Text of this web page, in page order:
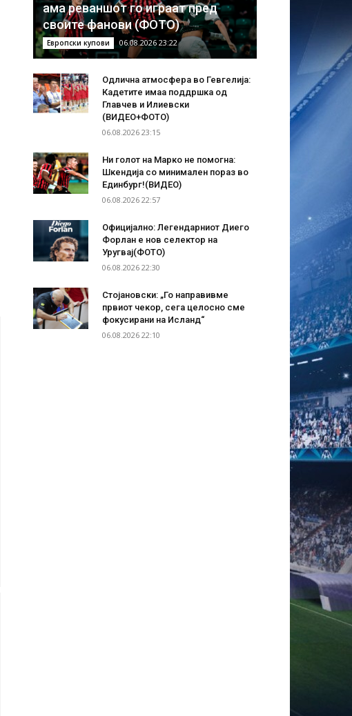
ама реваншот го играат пред
своите фанови (ФОТО)
Европски купови 06.08.2026 23:22
Одлична атмосфера во Гевгелија:
Кадетите имаа поддршка од
Главчев и Илиевски
(ВИДЕО+ФОТО)
06.08.2026 23:15
Ни голот на Марко не помогна:
Шкендија со минимален пораз во
Единбург!(ВИДЕО)
06.08.2026 22:57
Официјално: Легендарниот Диего
Форлан е нов селектор на
Уругвај(ФОТО)
06.08.2026 22:30
Стојановски: „Го направивме
првиот чекор, сега целосно сме
фокусирани на Исланд“
06.08.2026 22:10